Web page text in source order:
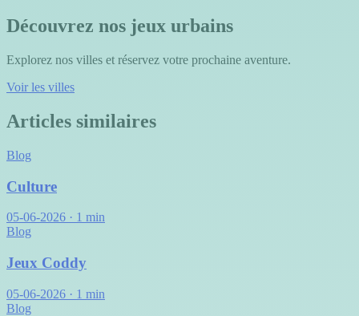
Découvrez nos jeux urbains
Explorez nos villes et réservez votre prochaine aventure.
Voir les villes
Articles similaires
Blog
Culture
05-06-2026 · 1 min
Blog
Jeux Coddy
05-06-2026 · 1 min
Blog